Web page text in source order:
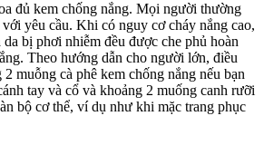
đủ kem chống nắng. Mọi người thường
yêu cầu. Khi có nguy cơ cháy nắng cao,
da bị phơi nhiễm đều được che phủ hoàn
Theo hướng dẫn cho người lớn, điều
muỗng cà phê kem chống nắng nếu bạn
tay và cổ và khoảng 2 muống canh rưỡi
bộ cơ thể, ví dụ như khi mặc trang phục